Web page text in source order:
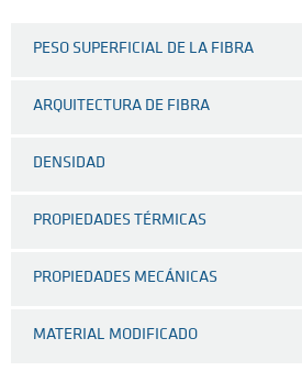
PESO SUPERFICIAL DE LA FIBRA
ARQUITECTURA DE FIBRA
DENSIDAD
PROPIEDADES TÉRMICAS
PROPIEDADES MECÁNICAS
MATERIAL MODIFICADO